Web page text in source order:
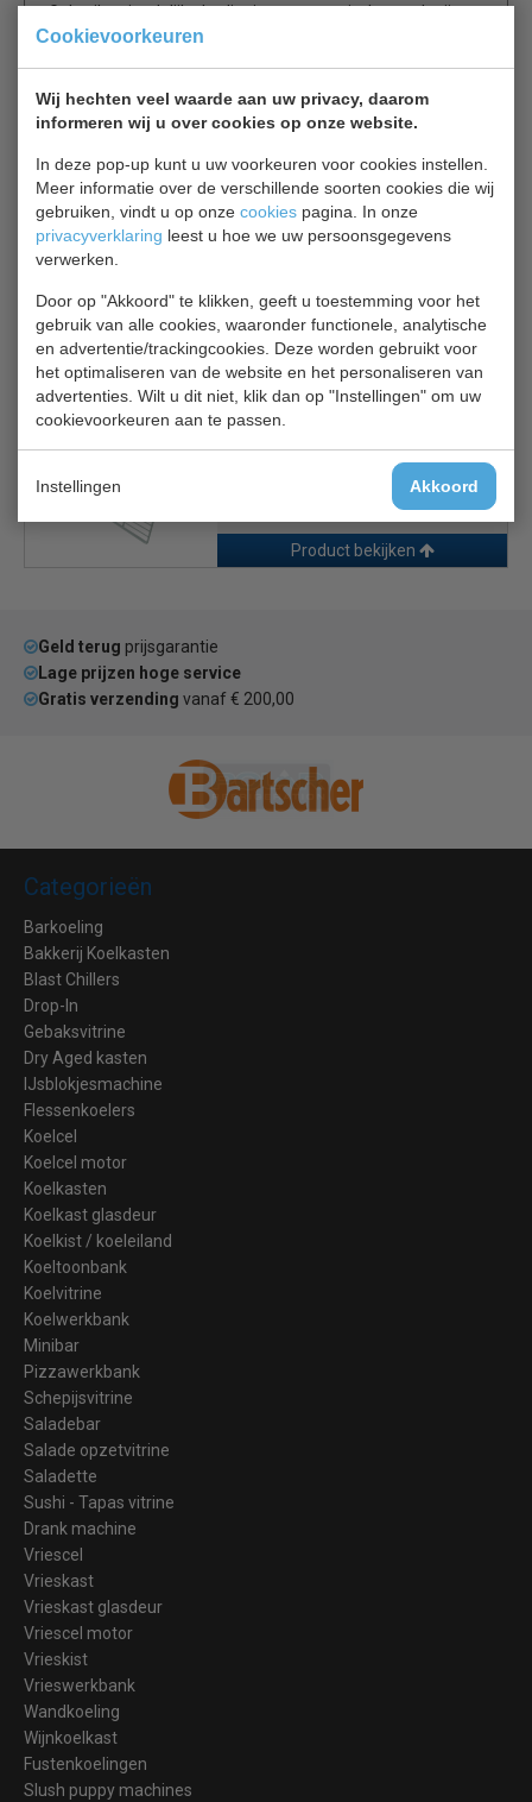
Cookievoorkeuren
Wij hechten veel waarde aan uw privacy, daarom
informeren wij u over cookies op onze website.
In deze pop-up kunt u uw voorkeuren voor cookies instellen.
Meer informatie over de verschillende soorten cookies die wij
gebruiken, vindt u op onze cookies pagina. In onze
privacyverklaring leest u hoe we uw persoonsgegevens
verwerken.
Door op "Akkoord" te klikken, geeft u toestemming voor het
gebruik van alle cookies, waaronder functionele, analytische
en advertentie/trackingcookies. Deze worden gebruikt voor
het optimaliseren van de website en het personaliseren van
advertenties. Wilt u dit niet, klik dan op "Instellingen" om uw
cookievoorkeuren aan te passen.
Instellingen Akkoord
Gebruiksvriendelijke bediening, automatische ontdooiing
en statische koeling.
Statische koeling
Gerelateerde producten
Extra geleiderset
€ 20,00 € 19,00
Product bekijken
€ 26,00
Product bekijken
Geld terug prijsgarantie
Lage prijzen hoge service
Gratis verzending vanaf € 200,00
Categorieën
Barkoeling
Bakkerij Koelkasten
Blast Chillers
Drop-In
Gebaksvitrine
Dry Aged kasten
IJsblokjesmachine
Flessenkoelers
Koelcel
Koelcel motor
Koelkasten
Koelkast glasdeur
Koelkist / koeleiland
Koeltoonbank
Koelvitrine
Koelwerkbank
Minibar
Pizzawerkbank
Schepijsvitrine
Saladebar
Salade opzetvitrine
Saladette
Sushi - Tapas vitrine
Drank machine
Vriescel
Vrieskast
Vrieskast glasdeur
Vriescel motor
Vrieskist
Vrieswerkbank
Wandkoeling
Wijnkoelkast
Fustenkoelingen
Slush puppy machines